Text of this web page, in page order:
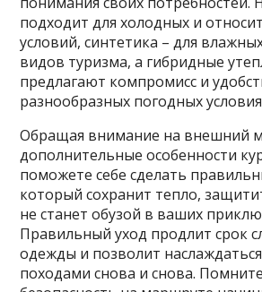
подходит для холодных и
условий, синтетика – для
видов туризма, а гибридные
предлагают компромисс и
разнообразных погодных
Обращая внимание на внешний
дополнительные особенности
поможете себе сделать
который сохранит тепло,
не станет обузой в ваших
Правильный уход продлит срок
одежды и позволит
походами снова и снова.